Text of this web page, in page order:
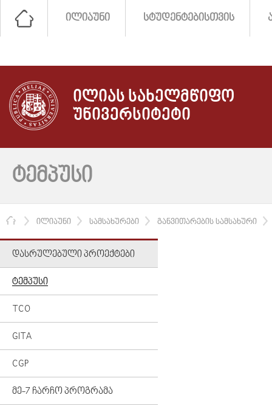
ᲘᲚᲘᲐᲣᲜᲘ ᲡᲢᲣᲓᲔᲜᲢᲔᲑᲘᲡᲗᲕᲘᲡ
ᲘᲚᲘᲐᲡ ᲡᲐᲮᲔᲚᲛᲬᲘᲤᲝ
ᲣᲜᲘᲕᲔᲠᲡᲘᲢᲔᲢᲘ
ᲢᲔᲛᲞᲣᲡᲘ
ᲛᲗᲐᲕᲐᲠᲘ
ᲘᲚᲘᲐᲣᲜᲘ ᲡᲐᲛᲡᲐᲮᲣᲠᲔᲑᲘ ᲒᲐᲜᲕᲘᲗᲐᲠᲔᲑᲘᲡ ᲡᲐᲛᲡᲐᲮᲣᲠᲘ
ᲓᲐᲡᲠᲣᲚᲔᲑᲣᲚᲘ ᲞᲠᲝᲔᲥᲢᲔᲑᲘ
ᲢᲔᲛᲞᲣᲡᲘ
TCO
GITA
CGP
ᲛᲔ-7 ᲩᲐᲠᲩᲝ ᲞᲠᲝᲒᲠᲐᲛᲐ